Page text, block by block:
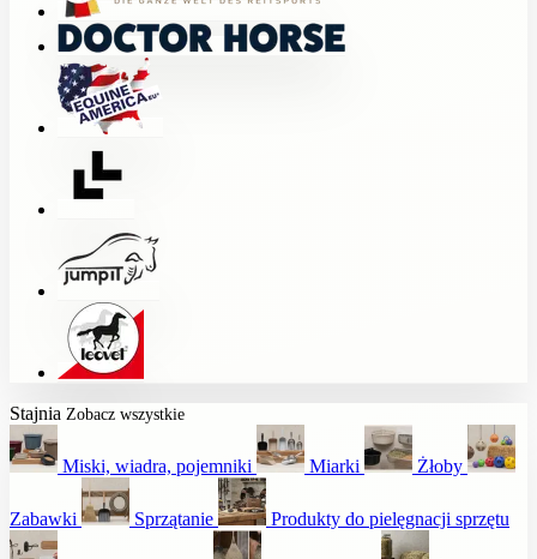
Stajnia Zobacz wszystkie
Miski, wiadra, pojemniki Miarki Żłoby
Zabawki Sprzątanie Produkty do pielęgnacji sprzętu